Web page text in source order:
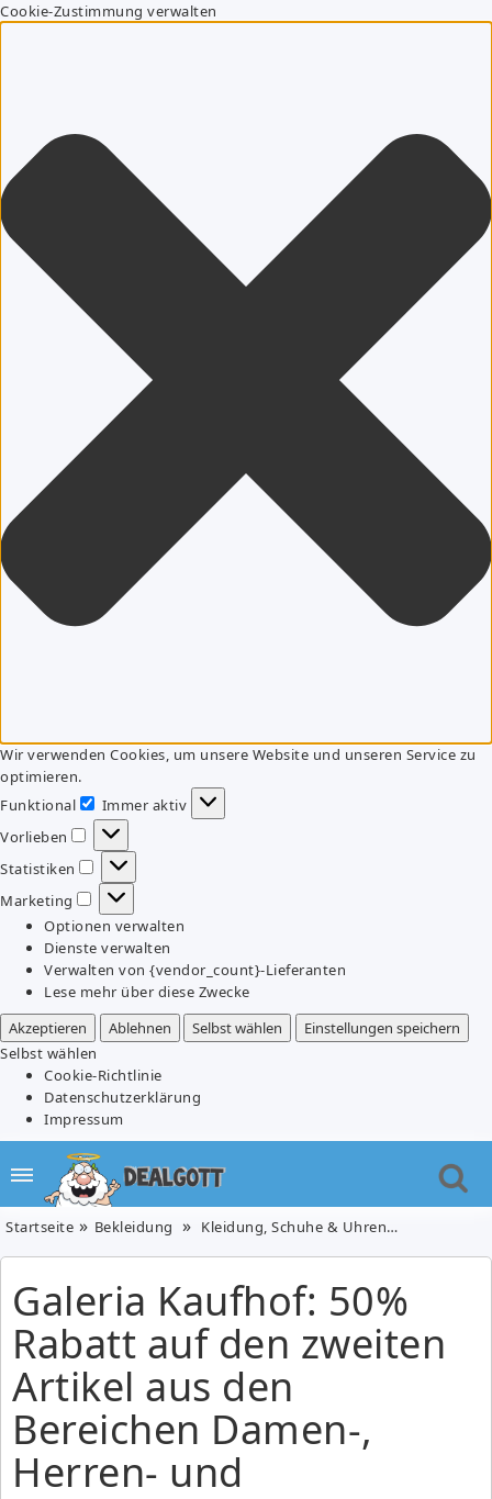
Cookie-Zustimmung verwalten
Wir verwenden Cookies, um unsere Website und unseren Service zu
optimieren.
Funktional
Funktional
Immer aktiv
Vorlieben
Vorlieben
Statistiken
Statistiken
Marketing
Marketing
Optionen verwalten
Dienste verwalten
Verwalten von {vendor_count}-Lieferanten
Lese mehr über diese Zwecke
Akzeptieren
Ablehnen Selbst wählen
Einstellungen speichern
Selbst wählen
Cookie-Richtlinie
Datenschutzerklärung
Impressum
Startseite Bekleidung Kleidung, Schuhe & Uhren
Galeria Kaufhof: 50%
Rabatt auf den zweiten
Artikel aus den
Bereichen Damen-,
Herren- und